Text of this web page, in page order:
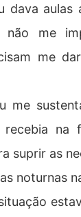
dava aulas
não me
me
me
na
suprir as
noturnas